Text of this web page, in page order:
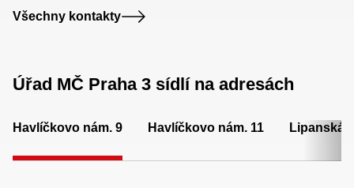
Všechny kontakty
Úřad MČ Praha 3 sídlí na adresách
Havlíčkovo nám. 9 Havlíčkovo nám. 11 Lipanská 7